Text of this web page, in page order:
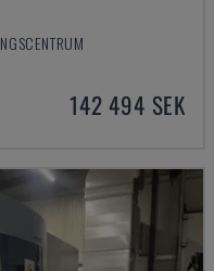
142 494 SEK